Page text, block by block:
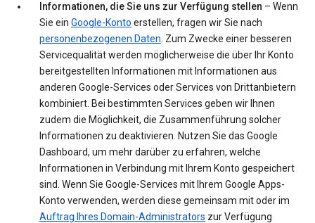
Informationen, die Sie uns zur Verfügung stellen – Wenn
Sie ein Google-Konto erstellen, fragen wir Sie nach
personenbezogenen Daten . Zum Zwecke einer besseren
Servicequalität werden möglicherweise die über Ihr Konto
bereitgestellten Informationen mit Informationen aus
anderen Google-Services oder Services von Drittanbietern
kombiniert. Bei bestimmten Services geben wir Ihnen
zudem die Möglichkeit, die Zusammenführung solcher
Informationen zu deaktivieren. Nutzen Sie das Google
Dashboard, um mehr darüber zu erfahren, welche
Informationen in Verbindung mit Ihrem Konto gespeichert
sind. Wenn Sie Google-Services mit Ihrem Google Apps-
Konto verwenden, werden diese gemeinsam mit oder im
Auftrag Ihres Domain-Administrators zur Verfügung